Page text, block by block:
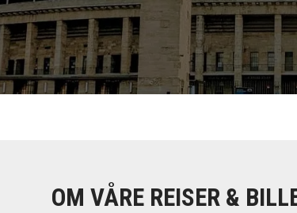
OM VÅRE REISER &